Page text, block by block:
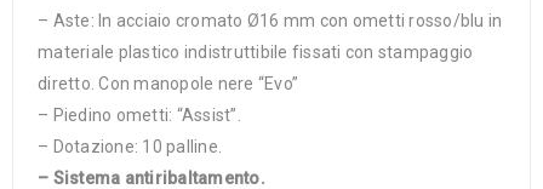
– Aste: In acciaio cromato Ø16 mm con ometti rosso/blu in
materiale plastico indistruttibile fissati con stampaggio
diretto. Con manopole nere “Evo”
– Piedino ometti: “Assist”.
– Dotazione: 10 palline.
– Sistema antiribaltamento.